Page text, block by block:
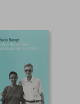
45%
dcto.